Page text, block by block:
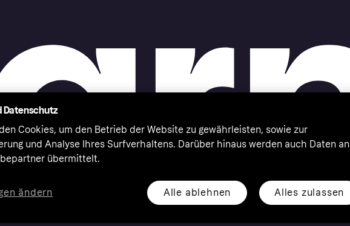
reserved. Klarna Bank AB (publ). Sveavägen 46, 111 34
Datenschutz
Cookies, um den Betrieb der Website zu gewährleisten, sowie zur
und Analyse Ihres Surfverhaltens. Darüber hinaus werden auch Daten an
übermittelt.
Alle ablehnen Alles zulassen
ändern